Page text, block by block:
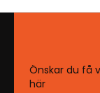
Önskar du få
här